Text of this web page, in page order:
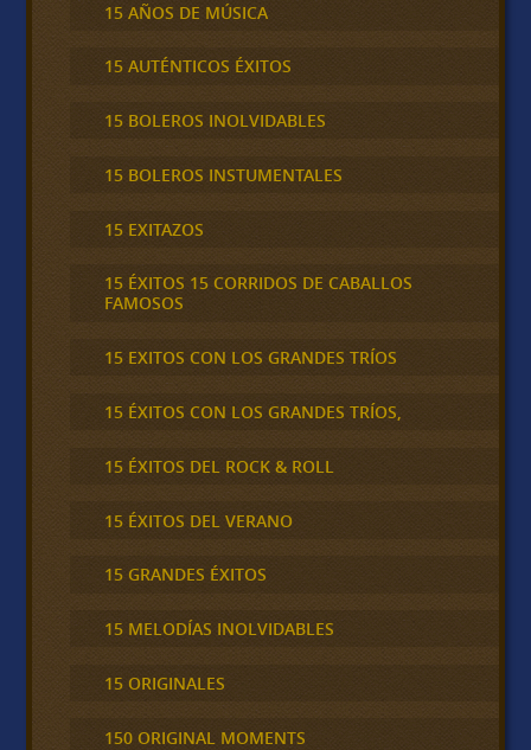
15 AÑOS DE MÚSICA
15 AUTÉNTICOS ÉXITOS
15 BOLEROS INOLVIDABLES
15 BOLEROS INSTUMENTALES
15 EXITAZOS
15 ÉXITOS 15 CORRIDOS DE CABALLOS
FAMOSOS
15 EXITOS CON LOS GRANDES TRÍOS
15 ÉXITOS CON LOS GRANDES TRÍOS,
15 ÉXITOS DEL ROCK & ROLL
15 ÉXITOS DEL VERANO
15 GRANDES ÉXITOS
15 MELODÍAS INOLVIDABLES
15 ORIGINALES
150 ORIGINAL MOMENTS